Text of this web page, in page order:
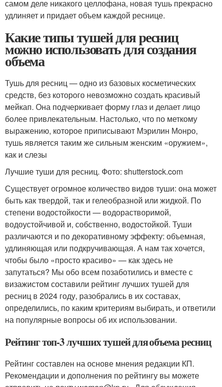
самом деле никакого целлофана, новая тушь прекрасно
удлиняет и придает объем каждой реснице.
Какие типы тушей для ресниц
можно использовать для создания
объема
Тушь для ресниц — одно из базовых косметических
средств, без которого невозможно создать красивый
мейкап. Она подчеркивает форму глаз и делает лицо
более привлекательным. Настолько, что по меткому
выражению, которое приписывают Мэрилин Монро,
тушь является таким же сильным женским «оружием»,
как и слезы
Лучшие туши для ресниц. Фото: shutterstock.com
Существует огромное количество видов туши: она может
быть как твердой, так и гелеобразной или жидкой. По
степени водостойкости — водорастворимой,
водоустойчивой и, собственно, водостойкой. Туши
различаются и по декоративному эффекту: объемная,
удлиняющая или подкручивающая. А нам так хочется,
чтобы было «просто красиво» — как здесь не
запутаться? Мы обо всем позаботились и вместе с
визажистом составили рейтинг лучших тушей для
ресниц в 2024 году, разобрались в их составах,
определились, по каким критериям выбирать, и ответили
на популярные вопросы об их использовании.
Рейтинг топ-3 лучших тушей для объема ресниц
Рейтинг составлен на основе мнения редакции КП.
Рекомендации и дополнения по рейтингу вы можете